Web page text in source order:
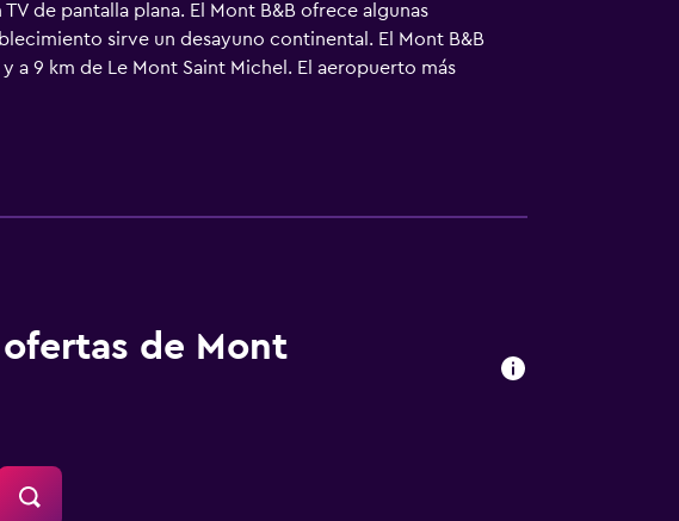
de pantalla plana. El Mont B&B ofrece algunas
sirve un desayuno continental. El Mont B&B
a 9 km de Le Mont Saint Michel. El aeropuerto más
de Mont